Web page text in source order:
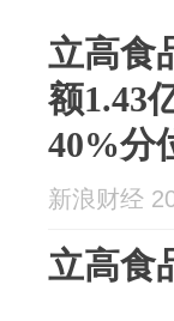
立高食
额1.43
40%分
新浪财经
立高食